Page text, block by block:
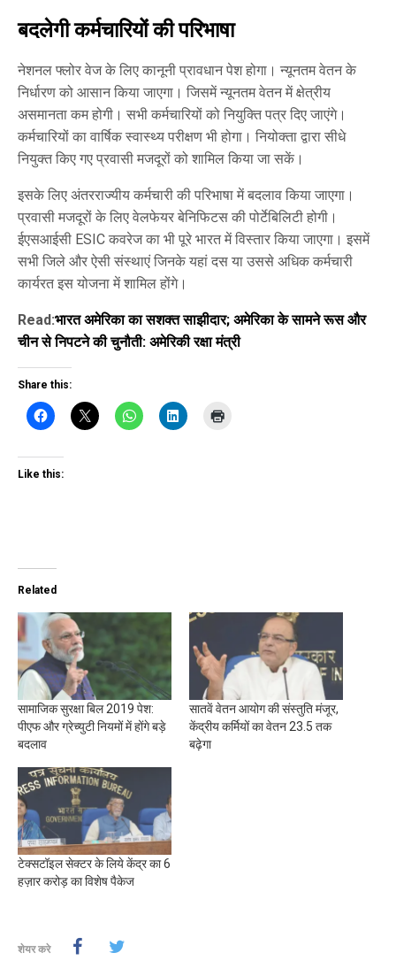
बदलेगी कर्मचारियों की परिभाषा
नेशनल फ्लोर वेज के लिए कानूनी प्रावधान पेश होगा। न्यूनतम वेतन के
निर्धारण को आसान किया जाएगा। जिसमें न्यूनतम वेतन में क्षेत्रीय
असमानता कम होगी। सभी कर्मचारियों को नियुक्ति पत्र दिए जाएंगे।
कर्मचारियों का वार्षिक स्वास्थ्य परीक्षण भी होगा। नियोक्ता द्वारा सीधे
नियुक्त किए गए प्रवासी मजदूरों को शामिल किया जा सकें।
इसके लिए अंतरराज्यीय कर्मचारी की परिभाषा में बदलाव किया जाएगा।
प्रवासी मजदूरों के लिए वेलफेयर बेनिफिटस की पोर्टेबिलिटी होगी।
ईएसआईसी ESIC कवरेज का भी पूरे भारत में विस्तार किया जाएगा। इसमें
सभी जिले और ऐसी संस्थाएं जिनके यहां दस या उससे अधिक कर्मचारी
कार्यरत इस योजना में शामिल होंगे।
Read:भारत अमेरिका का सशक्त साझीदार; अमेरिका के सामने रूस और
चीन से निपटने की चुनौती: अमेरिकी रक्षा मंत्री
Share this:
Like this:
Related
सामाजिक सुरक्षा बिल 2019 पेश:
पीएफ और ग्रेच्युटी नियमों में होंगे बड़े
बदलाव
सातवें वेतन आयोग की संस्तुति मंजूर,
केंद्रीय कर्मियों का वेतन 23.5 तक
बढ़ेगा
टेक्सटॉइल सेक्टर के लिये केंद्र का 6
हज़ार करोड़ का विशेष पैकेज
शेयर करे